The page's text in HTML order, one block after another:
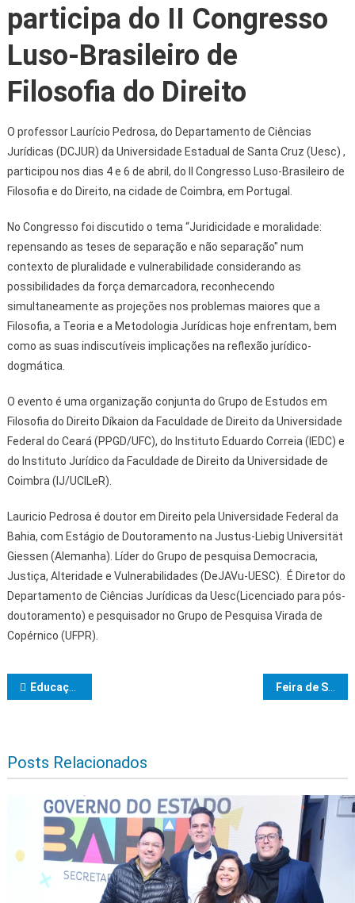
participa do II Congresso
Luso-Brasileiro de
Filosofia do Direito
O professor Laurício Pedrosa, do Departamento de Ciências
Jurídicas (DCJUR) da Universidade Estadual de Santa Cruz (Uesc) ,
participou nos dias 4 e 6 de abril, do II Congresso Luso-Brasileiro de
Filosofia e do Direito, na cidade de Coimbra, em Portugal.
No Congresso foi discutido o tema “Juridicidade e moralidade:
repensando as teses de separação e não separação" num
contexto de pluralidade e vulnerabilidade considerando as
possibilidades da força demarcadora, reconhecendo
simultaneamente as projeções nos problemas maiores que a
Filosofia, a Teoria e a Metodologia Jurídicas hoje enfrentam, bem
como as suas indiscutíveis implicações na reflexão jurídico-
dogmática.
O evento é uma organização conjunta do Grupo de Estudos em
Filosofia do Direito Díkaion da Faculdade de Direito da Universidade
Federal do Ceará (PPGD/UFC), do Instituto Eduardo Correia (IEDC) e
do Instituto Jurídico da Faculdade de Direito da Universidade de
Coimbra (IJ/UCILeR).
Lauricio Pedrosa é doutor em Direito pela Universidade Federal da
Bahia, com Estágio de Doutoramento na Justus-Liebig Universität
Giessen (Alemanha). Líder do Grupo de pesquisa Democracia,
Justiça, Alteridade e Vulnerabilidades (DeJAVu-UESC). É Diretor do
Departamento de Ciências Jurídicas da Uesc(Licenciado para pós-
doutoramento) e pesquisador no Grupo de Pesquisa Virada de
Copérnico (UFPR).
Navegação de Post
Educação e PM realizaram novas reuniões para discutir o PSAE nas escolas de Ibicaraí Feira de São Joaquim inicia comemorações de aniversário em clima de requalificação
Posts Relacionados